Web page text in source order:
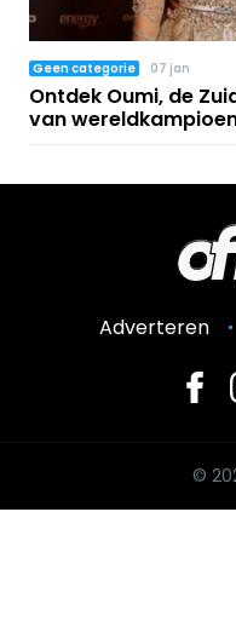
Geen categorie 07 jan
Ontdek Oumi, de
van
Adverteren
©